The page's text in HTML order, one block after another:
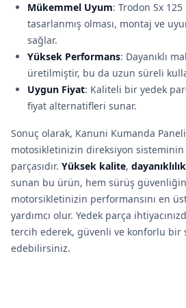
Mükemmel Uyum: Trodon Sx
tasarlanmış olması, montaj ve
sağlar.
Yüksek Performans: Dayanıklı
üretilmiştir, bu da uzun süreli
Uygun Fiyat: Kaliteli bir yedek
fiyat alternatifleri sunar.
Sonuç olarak, Kanuni Kumanda
motosikletinizin direksiyon
parçasıdır. Yüksek kalite, dayanıklılık
sunan bu ürün, hem sürüş
motorsikletinizin performansını en
yardımcı olur. Yedek parça
tercih ederek, güvenli ve konforlu bir
edebilirsiniz.